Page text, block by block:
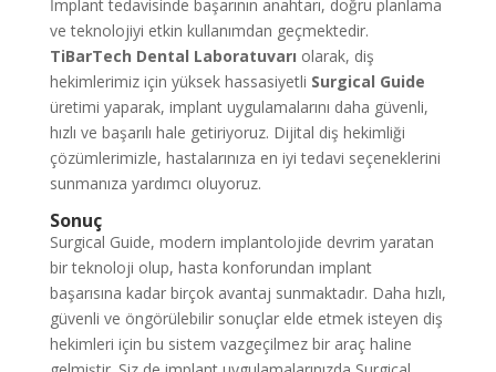
İmplant tedavisinde başarının anahtarı, doğru planlama
ve teknolojiyi etkin kullanımdan geçmektedir.
TiBarTech Dental Laboratuvarı olarak, diş
hekimlerimiz için yüksek hassasiyetli Surgical Guide
üretimi yaparak, implant uygulamalarını daha güvenli,
hızlı ve başarılı hale getiriyoruz. Dijital diş hekimliği
çözümlerimizle, hastalarınıza en iyi tedavi seçeneklerini
sunmanıza yardımcı oluyoruz.
Sonuç
Surgical Guide, modern implantolojide devrim yaratan
bir teknoloji olup, hasta konforundan implant
başarısına kadar birçok avantaj sunmaktadır. Daha hızlı,
güvenli ve öngörülebilir sonuçlar elde etmek isteyen diş
hekimleri için bu sistem vazgeçilmez bir araç haline